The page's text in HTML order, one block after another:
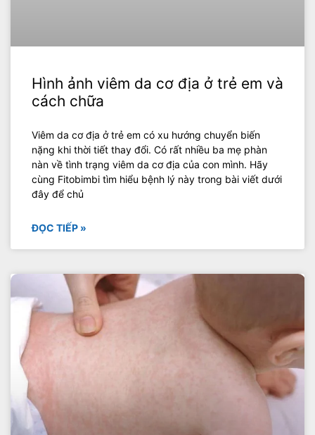
Hình ảnh viêm da cơ địa ở trẻ em và
cách chữa
Viêm da cơ địa ở trẻ em có xu hướng chuyển biến
nặng khi thời tiết thay đổi. Có rất nhiều ba mẹ phàn
nàn về tình trạng viêm da cơ địa của con mình. Hãy
cùng Fitobimbi tìm hiểu bệnh lý này trong bài viết dưới
đây để chủ
ĐỌC TIẾP »